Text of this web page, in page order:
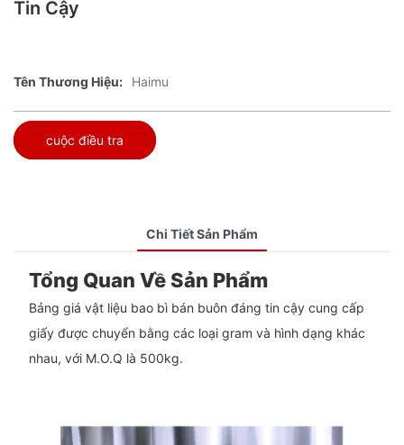
Tin Cậy
Tên Thương Hiệu: Haimu
cuộc điều tra
Chi Tiết Sản Phẩm
Tổng Quan Về Sản Phẩm
Bảng giá vật liệu bao bì bán buôn đáng tin cậy cung cấp
giấy được chuyển bằng các loại gram và hình dạng khác
nhau, với M.O.Q là 500kg.